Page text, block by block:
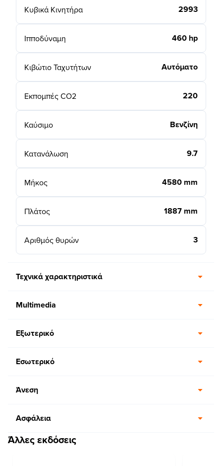
Κυβικά Κινητήρα 2993
Ιπποδύναμη 460 hp
Κιβώτιο Ταχυτήτων Αυτόματο
Εκπομπές CO2 220
Καύσιμο Βενζίνη
Κατανάλωση 9.7
Μήκος 4580 mm
Πλάτος 1887 mm
Αριθμός θυρών 3
Τεχνικά χαρακτηριστικά
Multimedia
Εξωτερικό
Εσωτερικό
Άνεση
Ασφάλεια
Άλλες εκδόσεις